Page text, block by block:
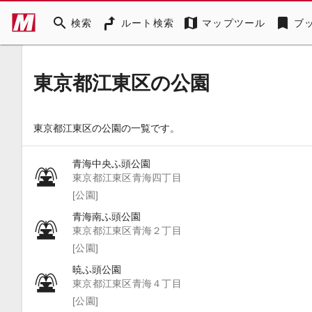
search 検索 ルート検索 map マップツール bookmark ブ
東京都江東区の公園
東京都江東区の公園の一覧です。
青海中央ふ頭公園
東京都江東区青海四丁目
[公園]
青海南ふ頭公園
東京都江東区青海２丁目
[公園]
暁ふ頭公園
東京都江東区青海４丁目
[公園]